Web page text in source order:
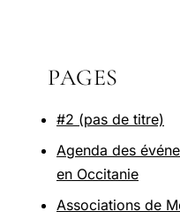
PAGES
#2 (pas de titre)
Agenda des
en Occitanie
Associations de